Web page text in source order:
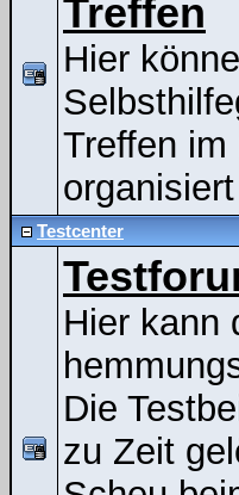
Treffen
Hier
Treffen im
Testcenter
Hier kann
Die
zu Zeit